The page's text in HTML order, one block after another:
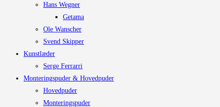
Hans Wegner
Getama
Ole Wanscher
Svend Skipper
Kunstlæder
Serge Ferrarri
Monteringspuder & Hovedpuder
Hovedpuder
Monteringspuder